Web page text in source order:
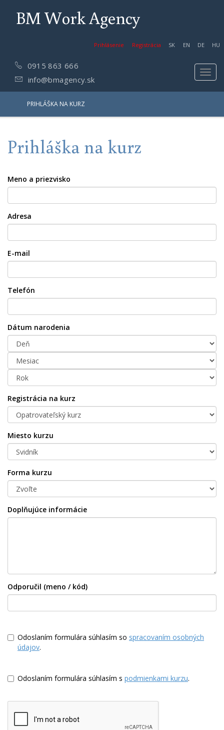
BM Work Agency
Prihlásenie Registrácia SK EN DE HU
0915 863 666
info@bmagency.sk
PRIHLÁŠKA NA KURZ
Prihláška na kurz
Meno a priezvisko
Adresa
E-mail
Telefón
Dátum narodenia
Registrácia na kurz
Miesto kurzu
Forma kurzu
Doplňujúce informácie
Odporučil (meno / kód)
Odoslaním formulára súhlasím so spracovaním osobných
údajov.
Odoslaním formulára súhlasím s podmienkami kurzu.